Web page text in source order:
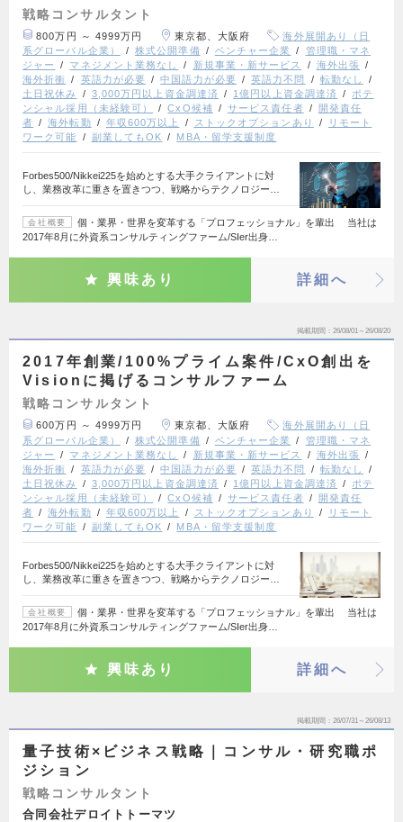
戦略コンサルタント
800万円 ～ 4999万円 東京都、大阪府
海外展開あり（日
系グローバル企業）
株式公開準備 ベンチャー企業
管理職・マネ
ジャー
マネジメント業務なし 新規事業・新サービス
海外出張
海外折衝
英語力が必要 中国語力が必要 英語力不問
転勤なし
土日祝休み
3,000万円以上資金調達済 1億円以上資金調達済
ポテ
ンシャル採用（未経験可）
CxO候補 サービス責任者
開発責任
者
海外転勤 年収600万以上 ストックオプションあり
リモート
ワーク可能
副業してもOK MBA・留学支援制度
Forbes500/Nikkei225を始めとする大手クライアントに対
し、業務改革に重きを置きつつ、戦略からテクノロジー…
会社概要
個・業界・世界を変革する「プロフェッショナル」を輩出 当社は
2017年8月に外資系コンサルティングファーム/SIer出身…
興味あり 詳細へ
掲載期間 26/08/01～26/08/20
2017年創業/100%プライム案件/CxO創出を
Visionに掲げるコンサルファーム
戦略コンサルタント
600万円 ～ 4999万円 東京都、大阪府
海外展開あり（日
系グローバル企業）
株式公開準備 ベンチャー企業
管理職・マネ
ジャー
マネジメント業務なし 新規事業・新サービス
海外出張
海外折衝
英語力が必要 中国語力が必要 英語力不問
転勤なし
土日祝休み
3,000万円以上資金調達済 1億円以上資金調達済
ポテ
ンシャル採用（未経験可）
CxO候補 サービス責任者
開発責任
者
海外転勤 年収600万以上 ストックオプションあり
リモート
ワーク可能
副業してもOK MBA・留学支援制度
Forbes500/Nikkei225を始めとする大手クライアントに対
し、業務改革に重きを置きつつ、戦略からテクノロジー…
会社概要
個・業界・世界を変革する「プロフェッショナル」を輩出 当社は
2017年8月に外資系コンサルティングファーム/SIer出身…
興味あり 詳細へ
掲載期間 26/07/31～26/08/13
量子技術×ビジネス戦略｜コンサル・研究職ポ
ジション
戦略コンサルタント
合同会社デロイトトーマツ